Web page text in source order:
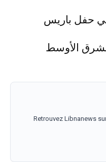
في حفل باريس
الأوسط
Retrouvez Libnanews